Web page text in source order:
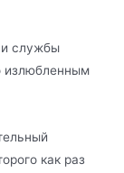
и службы
излюбленным
как раз